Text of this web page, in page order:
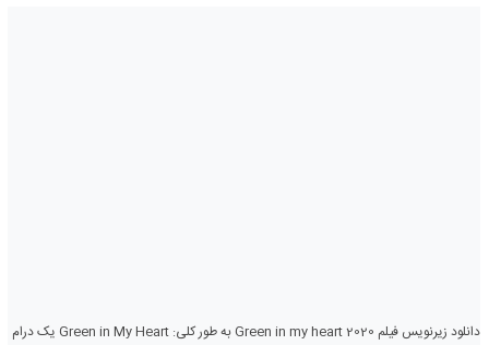
دانلود زیرنویس فیلم Green in my heart 2020 به طور کلی: Green in My Heart یک درام